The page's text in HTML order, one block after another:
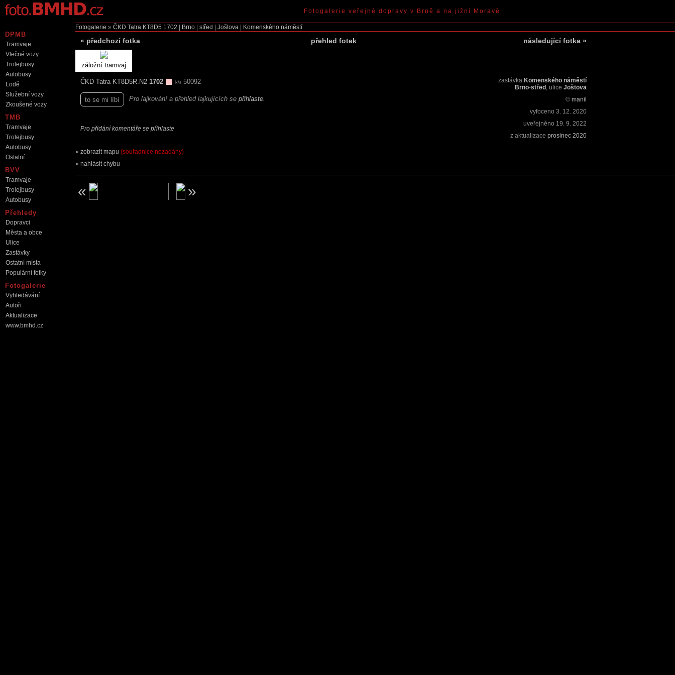
Fotogalerie » ČKD Tatra KT8D5 1702 Brno střed Joštova Komenského náměstí
« předchozí fotka přehled fotek následující fotka »
záložní tramvaj
ČKD Tatra KT8D5R.N2 1702 k/s 50092
to se mi líbí Pro lajkování a přehled lajkujících se přihlaste.
zastávka Komenského náměstí
Brno-střed , ulice Joštova
© manil
vyfoceno 3. 12. 2020
uveřejněno 19. 9. 2022
z aktualizace prosinec 2020
Pro přidání komentáře se přihlaste
zobrazit mapu (souřadnice nezadány)
nahlásit chybu
DPMB
Tramvaje
Vlečné vozy
Trolejbusy
Autobusy
Lodě
Služební vozy
Zkoušené vozy
TMB
Tramvaje
Trolejbusy
Autobusy
Ostatní
BVV
Tramvaje
Trolejbusy
Autobusy
Přehledy
Dopravci
Města a obce
Ulice
Zastávky
Ostatní místa
Populární fotky
Fotogalerie
Vyhledávání
Autoři
Aktualizace
www.bmhd.cz
Fotogalerie veřejné dopravy v Brně a na jižní Moravě